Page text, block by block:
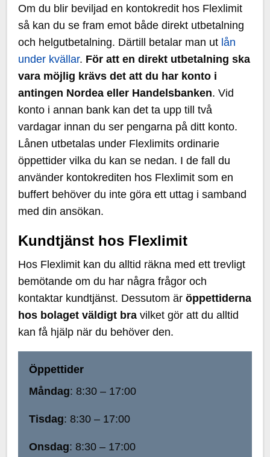
Om du blir beviljad en kontokredit hos Flexlimit
så kan du se fram emot både direkt utbetalning
och helgutbetalning. Därtill betalar man ut lån
under kvällar. För att en direkt utbetalning ska
vara möjlig krävs det att du har konto i
antingen Nordea eller Handelsbanken. Vid
konto i annan bank kan det ta upp till två
vardagar innan du ser pengarna på ditt konto.
Lånen utbetalas under Flexlimits ordinarie
öppettider vilka du kan se nedan. I de fall du
använder kontokrediten hos Flexlimit som en
buffert behöver du inte göra ett uttag i samband
med din ansökan.
Kundtjänst hos Flexlimit
Hos Flexlimit kan du alltid räkna med ett trevligt
bemötande om du har några frågor och
kontaktar kundtjänst. Dessutom äröppettiderna
hos bolaget väldigt bra vilket gör att du alltid
kan få hjälp när du behöver den.
Öppettider
Måndag: 8:30 – 17:00
Tisdag: 8:30 – 17:00
Onsdag: 8:30 – 17:00